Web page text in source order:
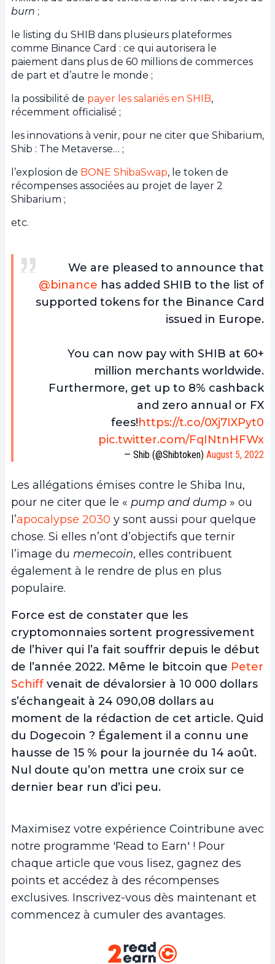
burn ;
le listing du SHIB dans plusieurs plateformes
comme Binance Card : ce qui autorisera le
paiement dans plus de 60 millions de commerces
de part et d’autre le monde ;
la possibilité de payer les salariés en SHIB,
récemment officialisé ;
les innovations à venir, pour ne citer que Shibarium,
Shib : The Metaverse… ;
l’explosion de BONE ShibaSwap, le token de
récompenses associées au projet de layer 2
Shibarium ;
etc.
We are pleased to announce that
@binance has added SHIB to the list of
supported tokens for the Binance Card
issued in Europe.
You can now pay with SHIB at 60+
million merchants worldwide.
Furthermore, get up to 8% cashback
and zero annual or FX
fees!https://t.co/0Xj7IXPyt0
pic.twitter.com/FqINtnHFWx
— Shib (@Shibtoken) August 5, 2022
Les allégations émises contre le Shiba Inu,
pour ne citer que le « pump and dump » ou
l’apocalypse 2030 y sont aussi pour quelque
chose. Si elles n’ont d’objectifs que ternir
l’image du memecoin, elles contribuent
également à le rendre de plus en plus
populaire.
Force est de constater que les
cryptomonnaies sortent progressivement
de l’hiver qui l’a fait souffrir depuis le début
de l’année 2022. Même le bitcoin que Peter
Schiff venait de dévalorsier à 10 000 dollars
s’échangeait à 24 090,08 dollars au
moment de la rédaction de cet article. Quid
du Dogecoin ? Également il a connu une
hausse de 15 % pour la journée du 14 août.
Nul doute qu’on mettra une croix sur ce
dernier bear run d’ici peu.
Maximisez votre expérience Cointribune avec
notre programme 'Read to Earn' ! Pour
chaque article que vous lisez, gagnez des
points et accédez à des récompenses
exclusives. Inscrivez-vous dès maintenant et
commencez à cumuler des avantages.